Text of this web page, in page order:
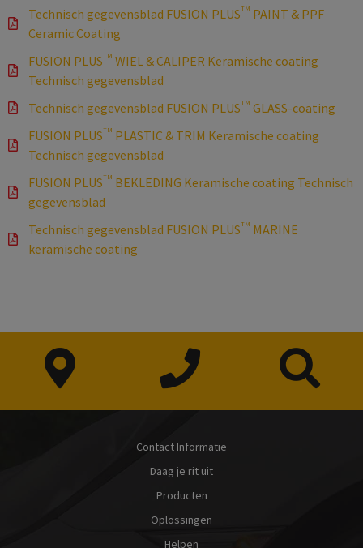
Technisch gegevensblad FUSION PLUSTM PAINT & PPF
Ceramic Coating
FUSION PLUSTM WIEL & CALIPER Keramische coating
Technisch gegevensblad
Technisch gegevensblad FUSION PLUSTM GLASS-coating
FUSION PLUSTM PLASTIC & TRIM Keramische coating
Technisch gegevensblad
FUSION PLUSTM BEKLEDING Keramische coating Technisch
gegevensblad
Technisch gegevensblad FUSION PLUSTM MARINE
keramische coating
Contact Informatie
Daag je rit uit
Producten
Oplossingen
Helpen